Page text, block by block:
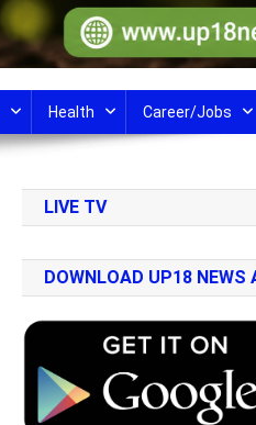
Health Career/Jobs
LIVE TV
DOWNLOAD UP18 NEWS